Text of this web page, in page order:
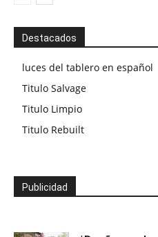
Destacados
luces del tablero en español
Titulo Salvage
Titulo Limpio
Titulo Rebuilt
Publicidad